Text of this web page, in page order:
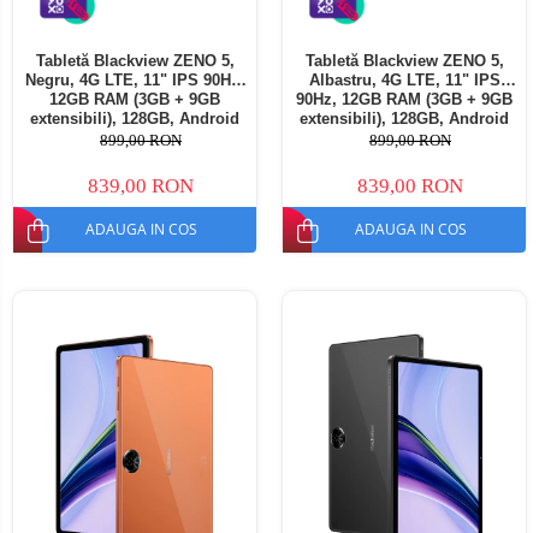
Tabletă Blackview ZENO 5,
Negru, 4G LTE, 11" IPS 90Hz,
12GB RAM (3GB + 9GB
extensibili), 128GB, Android
16, Unisoc T7250, 8300mAh,
SIM
899,00 RON
839,00 RON
ADAUGA IN COS
Tabletă Blackview ZENO 5,
Albastru, 4G LTE, 11" IPS
90Hz, 12GB RAM (3GB + 9GB
extensibili), 128GB, Android
16, Unisoc T7250, 8300mAh,
SIM
899,00 RON
839,00 RON
ADAUGA IN COS